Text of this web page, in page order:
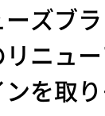
ズブラ
リニュ
を取